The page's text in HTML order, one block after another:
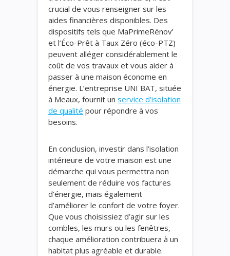
crucial de vous renseigner sur les
aides financières disponibles. Des
dispositifs tels que MaPrimeRénov’
et l’Éco-Prêt à Taux Zéro (éco-PTZ)
peuvent alléger considérablement le
coût de vos travaux et vous aider à
passer à une maison économe en
énergie. L’entreprise UNI BAT, située
à Meaux, fournit un service d’isolation
de qualité pour répondre à vos
besoins.
En conclusion, investir dans l’isolation
intérieure de votre maison est une
démarche qui vous permettra non
seulement de réduire vos factures
d’énergie, mais également
d’améliorer le confort de votre foyer.
Que vous choisissiez d’agir sur les
combles, les murs ou les fenêtres,
chaque amélioration contribuera à un
habitat plus agréable et durable.